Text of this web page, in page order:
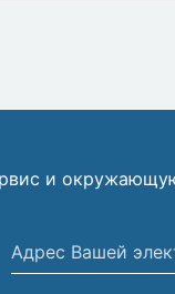
и
Адрес
Вашей